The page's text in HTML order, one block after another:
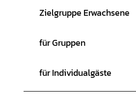
Zielgruppe Erwachsene
für Gruppen
für Individualgäste